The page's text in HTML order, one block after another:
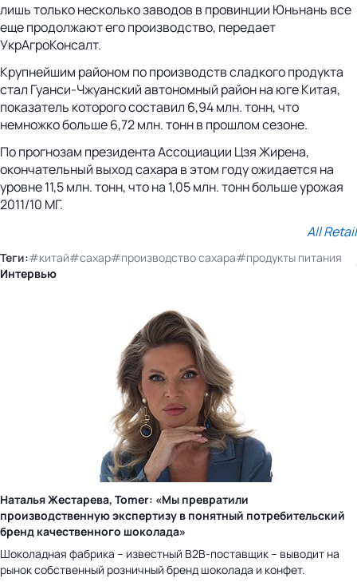
лишь только несколько заводов в провинции Юньнань все
еще продолжают его производство, передает
УкрАгроКонсалт.
Крупнейшим районом по производств сладкого продукта
стал Гуанси-Чжуанский автономный район на юге Китая,
показатель которого составил 6,94 млн. тонн, что
немножко больше 6,72 млн. тонн в прошлом сезоне.
По прогнозам президента Ассоциации Цзя Жирена,
окончательный выход сахара в этом году ожидается на
уровне 11,5 млн. тонн, что на 1,05 млн. тонн больше урожая
2011/10 МГ.
All Retail
Теги:#китай#сахар#производство сахара#продукты питания
Интервью
Наталья Жестарева, Tomer: «Мы превратили
производственную экспертизу в понятный потребительский
бренд качественного шоколада»
Шоколадная фабрика – известный B2B-поставщик – выводит на
рынок собственный розничный бренд шоколада и конфет.